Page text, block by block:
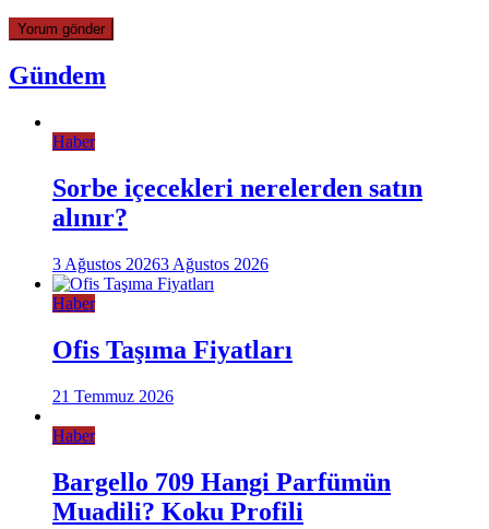
Gündem
Haber
Sorbe içecekleri nerelerden satın
alınır?
3 Ağustos 20263 Ağustos 2026
Haber
Ofis Taşıma Fiyatları
21 Temmuz 2026
Haber
Bargello 709 Hangi Parfümün
Muadili? Koku Profili